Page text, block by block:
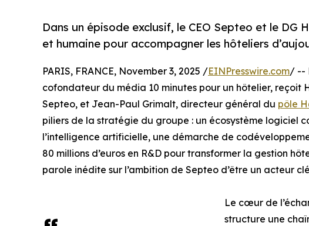
Dans un épisode exclusif, le CEO Septeo et le
et humaine pour accompagner les hôteliers
PARIS, FRANCE, November 3, 2025 /EINPresswire.com/ --
cofondateur du média 10 minutes pour un hôtelier, reçoit
Septeo, et Jean-Paul Grimalt, directeur général du pôle
piliers de la stratégie du groupe : un écosystème logiciel
l’intelligence artificielle, une démarche de
80 millions d’euros en R&D pour transformer la gestion
parole inédite sur l’ambition de Septeo d’être un acteur
Le cœur de
structure une